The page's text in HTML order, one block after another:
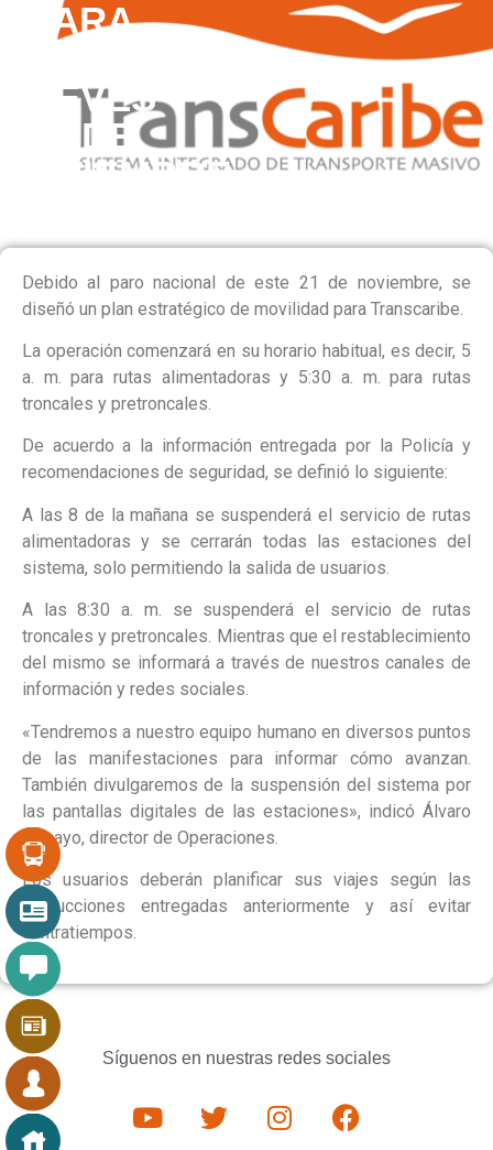
PARA
JUEVES
21 DE
NOVIEMBRE
Debido al paro nacional de este 21 de noviembre, se
diseñó un plan estratégico de movilidad para Transcaribe.
La operación comenzará en su horario habitual, es decir, 5
a. m. para rutas alimentadoras y 5:30 a. m. para rutas
troncales y pretroncales.
De acuerdo a la información entregada por la Policía y
recomendaciones de seguridad, se definió lo siguiente:
A las 8 de la mañana se suspenderá el servicio de rutas
alimentadoras y se cerrarán todas las estaciones del
sistema, solo permitiendo la salida de usuarios.
A las 8:30 a. m. se suspenderá el servicio de rutas
troncales y pretroncales. Mientras que el restablecimiento
del mismo se informará a través de nuestros canales de
información y redes sociales.
«Tendremos a nuestro equipo humano en diversos puntos
de las manifestaciones para informar cómo avanzan.
También divulgaremos de la suspensión del sistema por
las pantallas digitales de las estaciones», indicó Álvaro
Tamayo, director de Operaciones.
Los usuarios deberán planificar sus viajes según las
instrucciones entregadas anteriormente y así evitar
contratiempos.
Síguenos en nuestras redes sociales